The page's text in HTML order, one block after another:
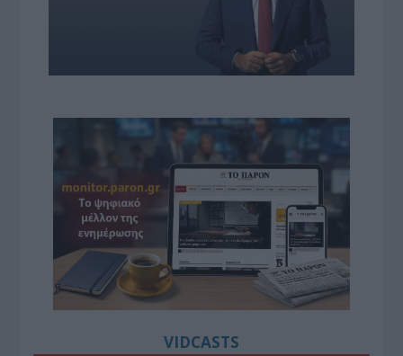
VIDCASTS